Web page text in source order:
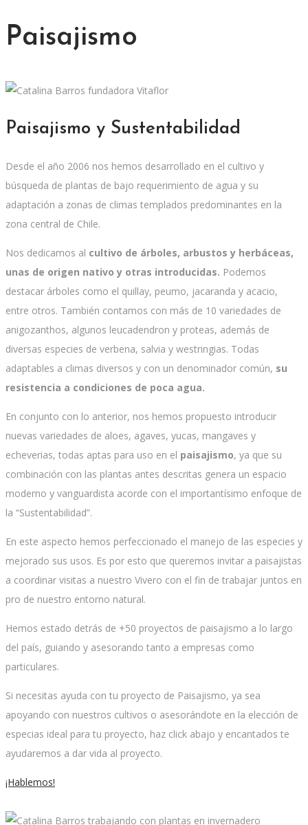
Paisajismo
Paisajismo y Sustentabilidad
Desde el año 2006 nos hemos desarrollado en el cultivo y
búsqueda de plantas de bajo requerimiento de agua y su
adaptación a zonas de climas templados predominantes en la
zona central de Chile.
Nos dedicamos al cultivo de árboles, arbustos y herbáceas,
unas de origen nativo y otras introducidas. Podemos
destacar árboles como el quillay, peumo, jacaranda y acacio,
entre otros. También contamos con más de 10 variedades de
anigozanthos, algunos leucadendron y proteas, además de
diversas especies de verbena, salvia y westringias. Todas
adaptables a climas diversos y con un denominador común, su
resistencia a condiciones de poca agua.
En conjunto con lo anterior, nos hemos propuesto introducir
nuevas variedades de aloes, agaves, yucas, mangaves y
echeverias, todas aptas para uso en el paisajismo, ya que su
combinación con las plantas antes descritas genera un espacio
moderno y vanguardista acorde con el importantísimo enfoque de
la “Sustentabilidad”.
En este aspecto hemos perfeccionado el manejo de las especies y
mejorado sus usos. Es por esto que queremos invitar a paisajistas
a coordinar visitas a nuestro Vivero con el fin de trabajar juntos en
pro de nuestro entorno natural.
Hemos estado detrás de +50 proyectos de paisajismo a lo largo
del país, guiando y asesorando tanto a empresas como
particulares.
Si necesitas ayuda con tu proyecto de Paisajismo, ya sea
apoyando con nuestros cultivos o asesorándote en la elección de
especias ideal para tu proyecto, haz click abajo y encantados te
ayudaremos a dar vida al proyecto.
¡Hablemos!